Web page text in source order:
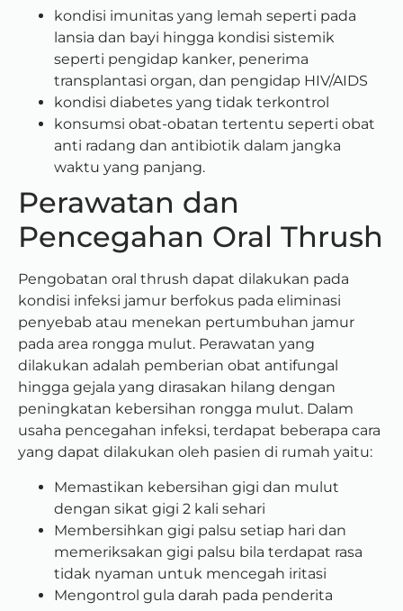
kondisi imunitas yang lemah seperti pada
lansia dan bayi hingga kondisi sistemik
seperti pengidap kanker, penerima
transplantasi organ, dan pengidap HIV/AIDS
kondisi diabetes yang tidak terkontrol
konsumsi obat-obatan tertentu seperti obat
anti radang dan antibiotik dalam jangka
waktu yang panjang.
Perawatan dan
Pencegahan Oral Thrush
Pengobatan oral thrush dapat dilakukan pada
kondisi infeksi jamur berfokus pada eliminasi
penyebab atau menekan pertumbuhan jamur
pada area rongga mulut. Perawatan yang
dilakukan adalah pemberian obat antifungal
hingga gejala yang dirasakan hilang dengan
peningkatan kebersihan rongga mulut. Dalam
usaha pencegahan infeksi, terdapat beberapa cara
yang dapat dilakukan oleh pasien di rumah yaitu:
Memastikan kebersihan gigi dan mulut
dengan sikat gigi 2 kali sehari
Membersihkan gigi palsu setiap hari dan
memeriksakan gigi palsu bila terdapat rasa
tidak nyaman untuk mencegah iritasi
Mengontrol gula darah pada penderita